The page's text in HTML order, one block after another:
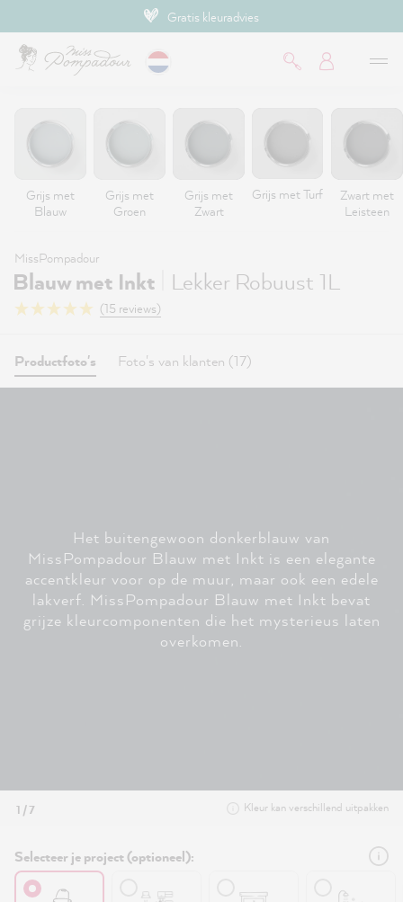
Gratis kleuradvies
Grijs met
Blauw
Grijs met
Groen
Grijs met
Zwart
Grijs met Turf
Zwart met
Leisteen
MissPompadour
Blauw met Inkt Lekker Robuust 1L
(15 reviews)
Productfoto's Foto's van klanten (17)
Het buitengewoon donkerblauw van
MissPompadour Blauw met Inkt is een elegante
accentkleur voor op de muur, maar ook een edele
lakverf. MissPompadour Blauw met Inkt bevat
grijze kleurcomponenten die het mysterieus laten
overkomen.
1 / 7 Kleur kan verschillend uitpakken
Selecteer je project (optioneel):